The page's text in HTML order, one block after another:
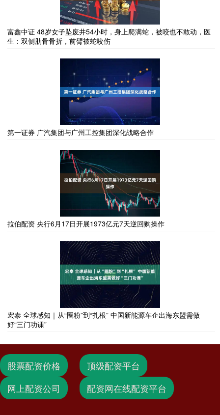
富鑫中证 48岁女子坠废井54小时，身上爬满蛇，被咬也不敢动，医
生：双侧肋骨骨折，前臂被蛇咬伤
第一证券 广汽集团与广州工控集团深化战略合作
拉伯配资 央行6月17日开展1973亿元7天逆回购操作
宏泰 全球感知｜从“圈粉”到“扎根” 中国新能源车企出海东盟需做
好“三门功课”
股票配资价格
顶级配资平台
网上配资公司
配资网在线配资平台